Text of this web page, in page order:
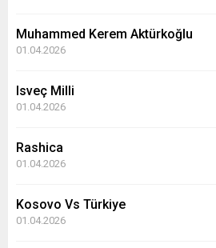
Muhammed Kerem Aktürkoğlu
01.04.2026
Isveç Milli
01.04.2026
Rashica
01.04.2026
Kosovo Vs Türkiye
01.04.2026